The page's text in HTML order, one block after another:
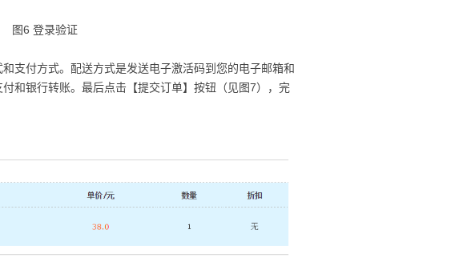
图6 登录验证
支付方式。配送方式是发送电子激活码到您的电子邮箱和
和银行转账。最后点击【提交订单】按钮（见图7），完